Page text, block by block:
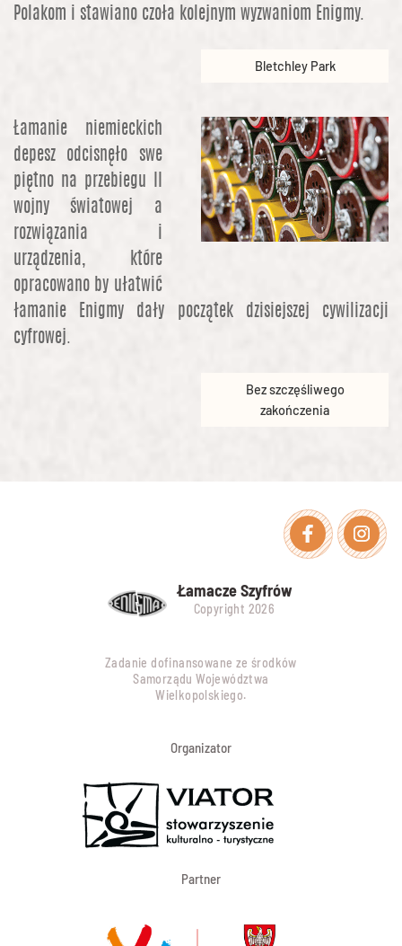
Polakom i stawiano czoła kolejnym wyzwaniom Enigmy.
Bletchley Park
Łamanie niemieckich
depesz odcisnęło swe
piętno na przebiegu II
wojny światowej a
rozwiązania i
urządzenia, które
opracowano by ułatwić
łamanie Enigmy dały początek dzisiejszej cywilizacji
cyfrowej.
Bez szczęśliwego
zakończenia
Facebook
Łamacze Szyfrów
Copyright 2026
Zadanie dofinansowane ze środków
Samorządu Województwa
Wielkopolskiego.
Organizator
Partner